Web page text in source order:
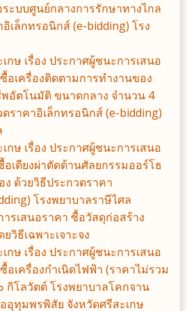
ะบบศูนย์กลางการรักษาทางไกล
เล็กทรอนิกส์ (e-bidding) โรง
กษ เรื่อง ประกาศผู้ชนะการเสนอ
อเครื่องติดตามการทำงานของ
ตโนมัติ ขนาดกลาง จำนวน 4
ดราคาอิเล็กทรอนิกส์ (e-bidding)
กษ เรื่อง ประกาศผู้ชนะการเสนอ
เตียงผ่าตัดด้านศัลยกรรมออร์โธ
ง ด้วยวิธีประกวดราคา
โรงพยาบาลราษีไศล
ารเสนอราคา ซื้อวัสดุก่อสร้าง
วิธีเฉพาะเจาะจง
กษ เรื่อง ประกาศผู้ชนะการเสนอ
อเครื่องกำเนิดไฟฟ้า (ราคาไม่รวม
กิโลวัตต์ โรงพยาบาลโคกจาน
อุทุมพรพิสัย จังหวัดศรีสะเกษ